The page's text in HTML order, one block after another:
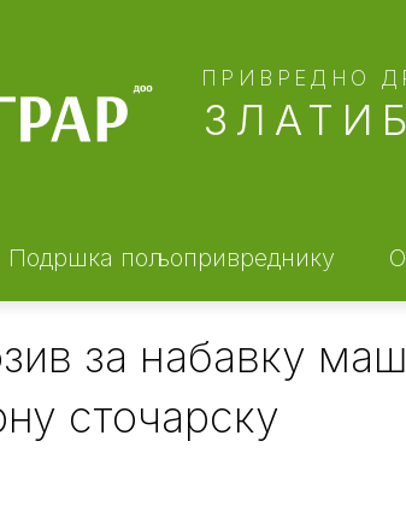
ПРИВРЕДНО
Подршка пољопривреднику
за набавку
сточарску